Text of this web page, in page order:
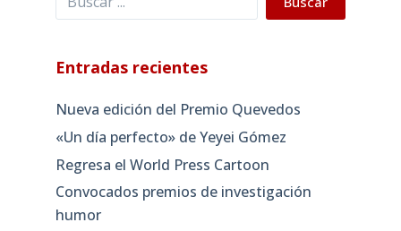
Entradas recientes
Nueva edición del Premio Quevedos
«Un día perfecto» de Yeyei Gómez
Regresa el World Press Cartoon
Convocados premios de investigación
humor